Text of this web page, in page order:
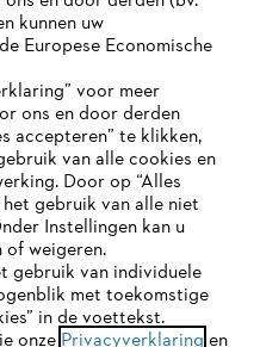
informatie
NIET
niet ondersteunen. Om
raden we aan dat
browsers:
kunnen uw
Europese Economische
voor meer
ons en door derden
accepteren” te klikken,
van alle cookies en
Door op “Alles
gebruik van alle niet
Instellingen kan u
weigeren.
gebruik van individuele
met toekomstige
in de voettekst.
onze Privacyverklaring en